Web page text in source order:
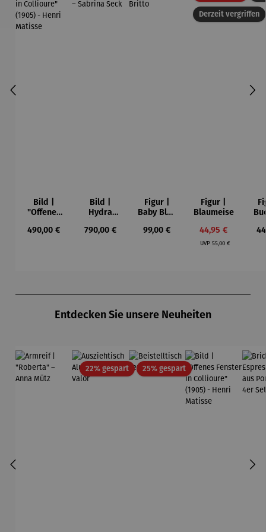
Bild |
"Offenes
Collioure"
Regulärer Preis:
490,00 €
Bild |
Hydra
gerahmt –
Regulärer Preis:
790,00 €
Figur |
Baby Blue
Britto
Regulärer Preis:
99,00 €
Derzeit vergriffen
Figur |
Blaumeise
Verkaufspreis:
44,95 €
UVP Regulärer Preis:
55,00 €
Entdecken Sie unsere Neuheiten
22% gespartRabatt25% gespartRabatt